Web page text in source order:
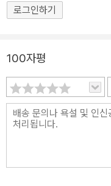
로그인하기
100자평